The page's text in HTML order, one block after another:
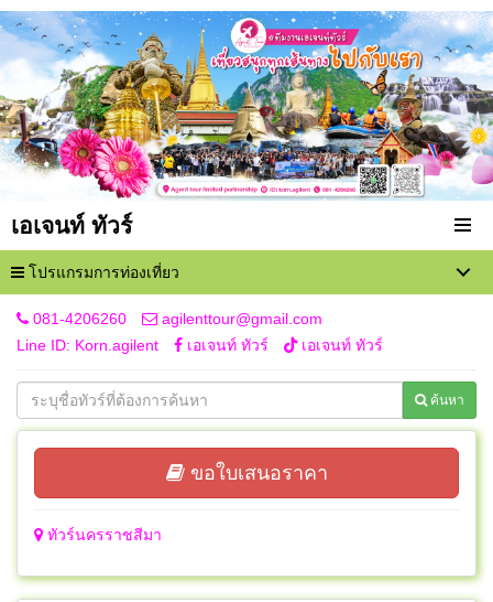
เอเจนท์ ทัวร์
โปรแกรมการท่องเที่ยว
081-4206260
agilenttour@gmail.com
Line ID: Korn.agilent
เอเจนท์ ทัวร์ เอเจนท์ ทัวร์
ค้นหา
ขอใบเสนอราคา
ทัวร์นครราชสีมา